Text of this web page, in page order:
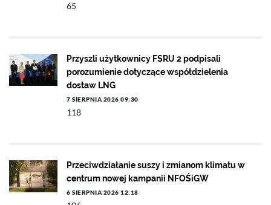
65
Przyszli użytkownicy FSRU 2 podpisali
porozumienie dotyczące współdzielenia
dostaw LNG
7 SIERPNIA 2026 09:30
118
Przeciwdziałanie suszy i zmianom klimatu w
centrum nowej kampanii NFOŚiGW
6 SIERPNIA 2026 12:18